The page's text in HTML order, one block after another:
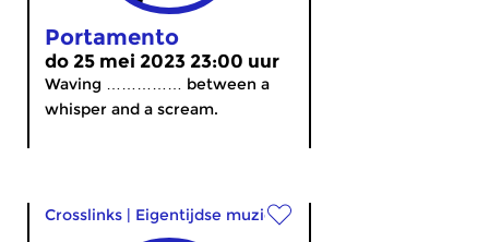
Portamento
do 25 mei 2023 23:00 uur
Waving …………… between a
whisper and a scream.
Crosslinks | Eigentijdse muziek